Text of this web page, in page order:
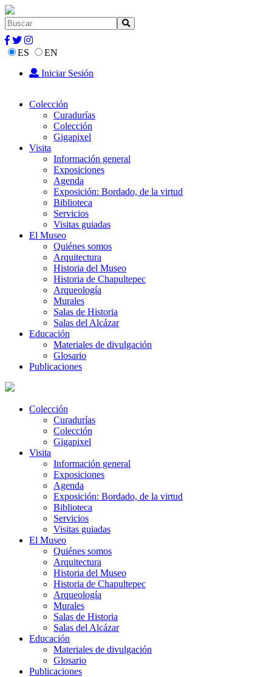
ES
EN
Iniciar Sesión
Colección
Curadurías
Colección
Gigapixel
Visita
Información general
Exposiciones
Agenda
Exposición: Bordado, de la virtud
Biblioteca
Servicios
Visitas guiadas
El Museo
Quiénes somos
Arquitectura
Historia del Museo
Historia de Chapultepec
Arqueología
Murales
Salas de Historia
Salas del Alcázar
Educación
Materiales de divulgación
Glosario
Publicaciones
Colección
Curadurías
Colección
Gigapixel
Visita
Información general
Exposiciones
Agenda
Exposición: Bordado, de la virtud
Biblioteca
Servicios
Visitas guiadas
El Museo
Quiénes somos
Arquitectura
Historia del Museo
Historia de Chapultepec
Arqueología
Murales
Salas de Historia
Salas del Alcázar
Educación
Materiales de divulgación
Glosario
Publicaciones